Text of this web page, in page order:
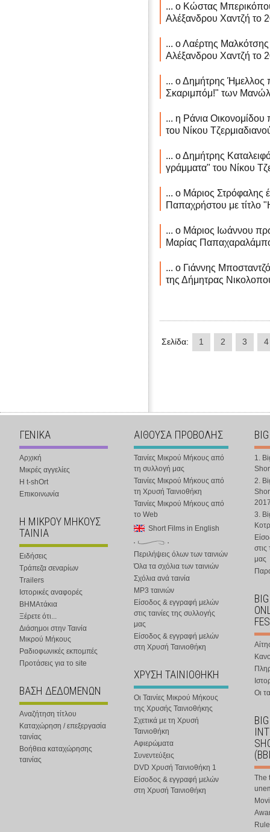
... ο Κώστας
Αλέξανδρου Χαντζή το
... ο Λαέρτης
Αλέξανδρου Χαντζή το
... ο Δημήτρης Ήμελλος
Σκαριμπόμ!" των
... η Ράνια
του Νίκου
... ο Δημήτρης
γράμματα" του Νίκου
... ο Μάριος Στρόφαλης
Παπαχρήστου με τίτλο
... ο Μάριος Ιωάννου
Μαρίας
... ο Γιάννης
της Δήμητρας
Σελίδα: 1 2 3 4
ΓΕΝΙΚΑ
Αρχική
Μικρές αγγελίες
Η t-shOrt
Επικοινωνία
Η ΜΙΚΡΟΥ ΜΗΚΟΥΣ
ΤΑΙΝΙΑ
Ειδήσεις
Τράπεζα σεναρίων
Trailers
Ιστορικές αναφορές
ΒΗΜΑτάκια
Ξέρετε ότι...
Διάσημοι στην Ταινία
Μικρού Μήκους
Ραδιοφωνικές εκπομπές
Προτάσεις για το site
ΒΑΣΗ ΔΕΔΟΜΕΝΩΝ
Αναζήτηση τίτλου
Καταχώρηση / επεξεργασία
ταινίας
Βοήθεια καταχώρησης
ταινίας
ΑΙΘΟΥΣΑ ΠΡΟΒΟΛΗΣ
Ταινίες Μικρού Μήκους από
τη συλλογή μας
Ταινίες Μικρού Μήκους από
τη Χρυσή Ταινιοθήκη
Ταινίες Μικρού Μήκους από
το Web
Short Films in English
Περιλήψεις όλων των ταινιών
Όλα τα σχόλια των ταινιών
Σχόλια ανά ταινία
MP3 ταινιών
Είσοδος & εγγραφή μελών
στις ταινίες της συλλογής
μας
Είσοδος & εγγραφή μελών
στη Χρυσή Ταινιοθήκη
ΧΡΥΣΗ ΤΑΙΝΙΟΘΗΚΗ
Οι Ταινίες Μικρού Μήκους
της Χρυσής Ταινιοθήκης
Σχετικά με τη Χρυσή
Ταινιοθήκη
Αφιερώματα
Συνεντεύξεις
DVD Χρυσή Ταινιοθήκη 1
Είσοδος & εγγραφή μελών
στη Χρυσή Ταινιοθήκη
1.
2.
3.
στις
μας
Οι
The